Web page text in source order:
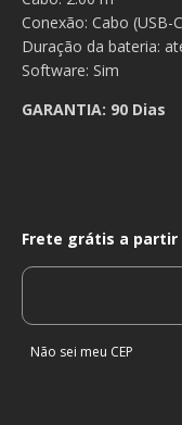
Conexão: Cabo (USB-
Duração da bateria:
Software: Sim
GARANTIA: 90 Dias
Frete grátis a
Frete grátis a partir
Não sei meu CEP